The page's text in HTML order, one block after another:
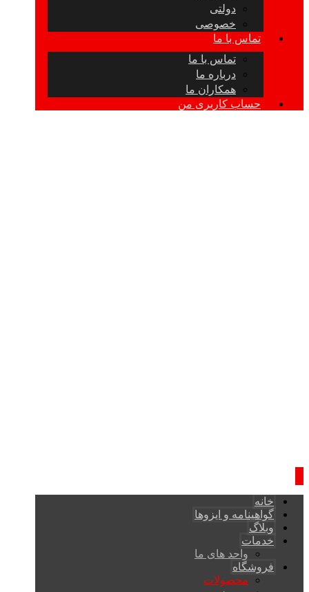
دولتی
خصوصی
تماس با ما
تماس با ما
درباره ما
همکاران ما
حساب کاربری من
خانه
گواهینامه و ایزوها
وبلاگ
خدمات
واحد های ما
فروشگاه
محصولات